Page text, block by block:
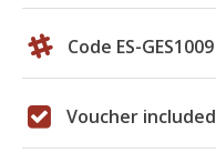
Code ES-GES1009
Voucher included